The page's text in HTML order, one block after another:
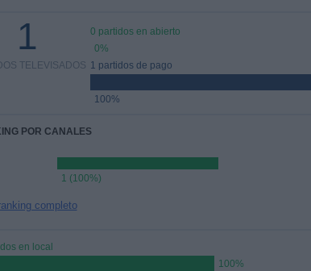
1
TELEVISADOS
0 partidos en abierto
0%
1 partidos de pago
100%
POR CANALES
1 (100%)
completo
en local
100%